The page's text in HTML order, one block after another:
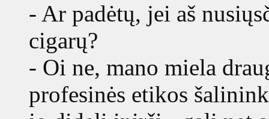
- Ar padėtų, jei aš
cigarų?
- Oi ne, mano miela
profesinės etikos